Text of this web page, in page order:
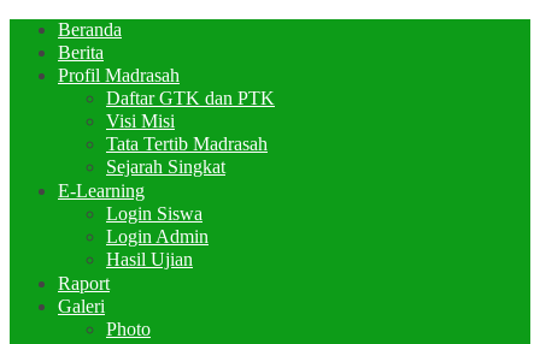
Beranda
Berita
Profil Madrasah
Daftar GTK dan PTK
Visi Misi
Tata Tertib Madrasah
Sejarah Singkat
E-Learning
Login Siswa
Login Admin
Hasil Ujian
Raport
Galeri
Photo